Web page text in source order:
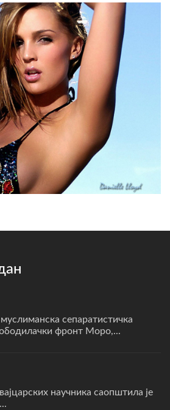
сепаратистичка
фронт Моро,...
научника саопштила је